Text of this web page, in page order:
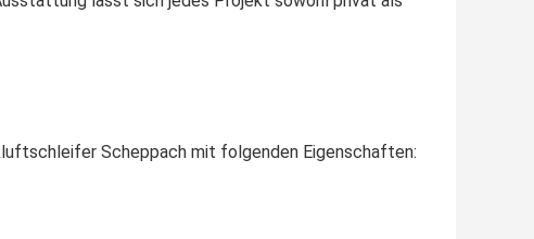
Scheppach mit folgenden Eigenschaften: